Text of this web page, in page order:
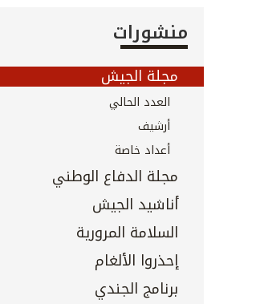
منشورات
مجلة الجيش
العدد الحالي
أرشيف
أعداد خاصة
مجلة الدفاع الوطني
أناشيد الجيش
السلامة المرورية
إحذروا الألغام
برنامج الجندي